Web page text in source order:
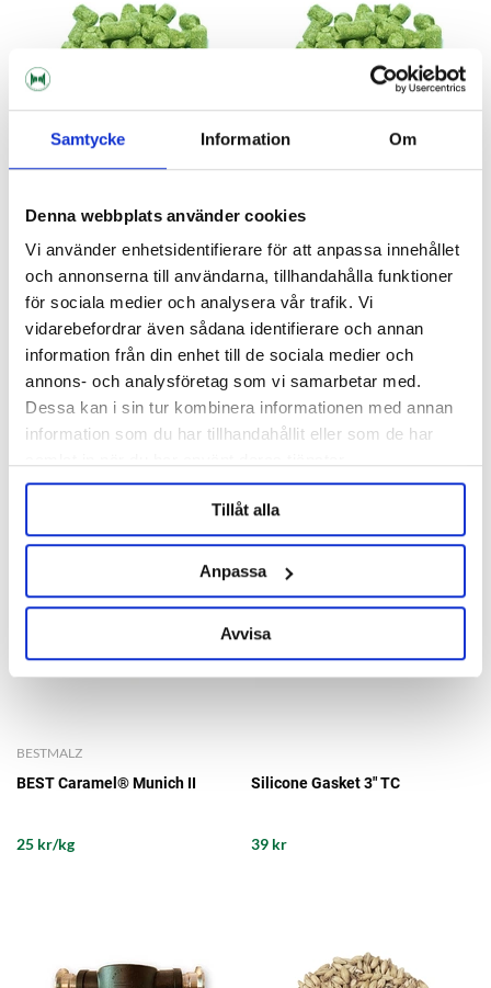
Samtycke Information Om
Denna webbplats använder cookies
Vi använder enhetsidentifierare för att anpassa innehållet
och annonserna till användarna, tillhandahålla funktioner
för sociala medier och analysera vår trafik. Vi
vidarebefordrar även sådana identifierare och annan
information från din enhet till de sociala medier och
annons- och analysföretag som vi samarbetar med.
Dessa kan i sin tur kombinera informationen med annan
information som du har tillhandahållit eller som de har
Tillåt alla
Anpassa
Avvisa
Barth-Haas Group
Amarillo Pellets 2025
84 kr/hg
Barth-Haas Group
Amarillo Pellets 2025 100g
84 kr
OTHERS ALSO BOUGHT
BESTMALZ
BEST Caramel® Munich II
25 kr/kg
Silicone Gasket 3" TC
39 kr